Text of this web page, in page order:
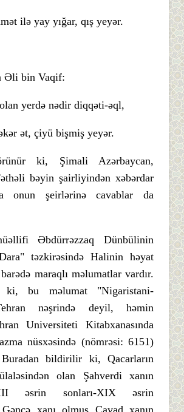
ilə yay yığar, qış yeyər.
Əli bin Vaqif:
yerdə nədir diqqəti-əql,
ət, çiyü bişmiş yeyər.
ki, Şimali Azərbaycan,
bəyin şairliyindən xəbərdar
onun şeirlərinə cavablar da
Əbdürrəzzaq Dünbülinin
təzkirəsində Halinin həyat
maraqlı məlumatlar vardır.
ki, bu məlumat "Nigaristani-
nəşrində deyil, həmin
Universiteti Kitabxanasında
nüsxəsində (nömrəsi: 6151)
bildirilir ki, Qacarların
olan Şahverdi xanın
əsrin sonları-XIX əsrin
xanı olmuş Cavad xanın